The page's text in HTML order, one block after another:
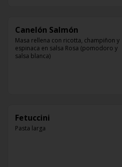
Canelón Salmón
Masa rellena con ricotta, champiñon y
espinaca en salsa Rosa (pomodoro y
salsa blanca)
Fetuccini
Pasta larga